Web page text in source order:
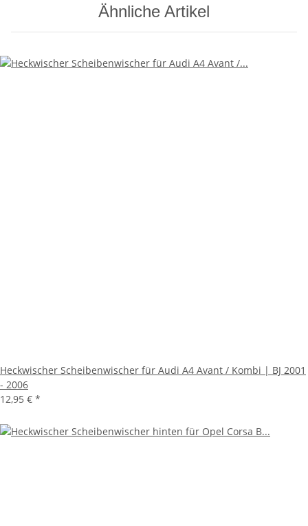
Ähnliche Artikel
Heckwischer Scheibenwischer für Audi A4 Avant / Kombi | BJ 2001
- 2006
12,95 € *